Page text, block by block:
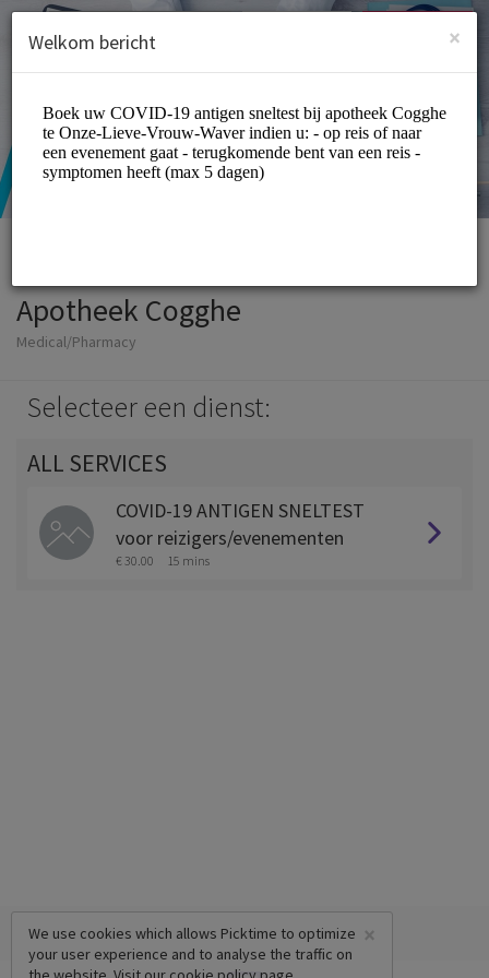
INSCHRIJVEN
Apotheek Cogghe
Medical/Pharmacy
Selecteer een dienst:
ALL SERVICES
COVID-19 ANTIGEN SNELTEST
voor reizigers/evenementen
€ 30.00 15 mins
×
We use cookies which allows Picktime to optimize
your user experience and to analyse the traffic on
×
Welkom bericht